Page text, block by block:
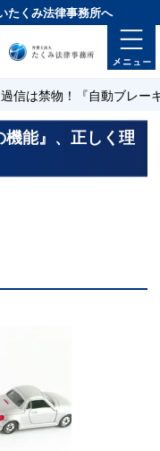
たくみ法律事務所へ
過信は禁物！『自動ブレー
能』、正しく理